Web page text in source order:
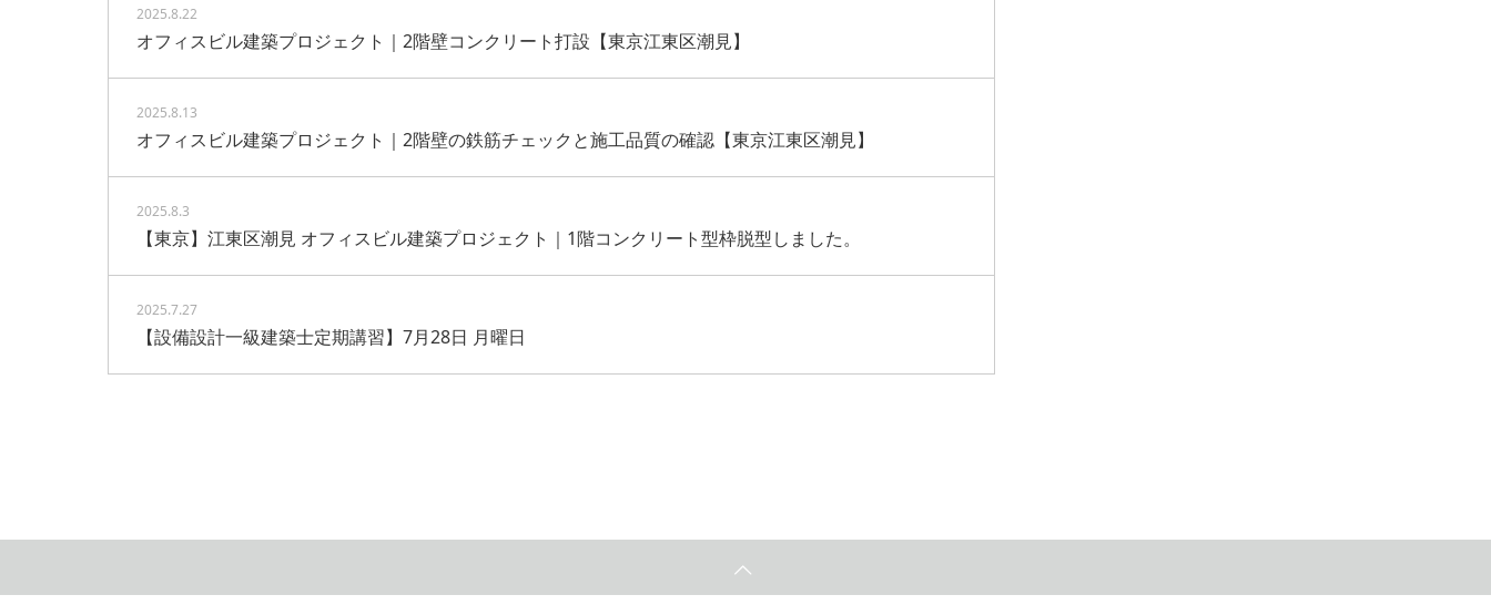
2025.8.22
オフィスビル建築プロジェクト｜2階壁コンクリート打設【東京江東区潮見】
2025.8.13
オフィスビル建築プロジェクト｜2階壁の鉄筋チェックと施工品質の確認【東京江東区潮見】
2025.8.3
【東京】江東区潮見 オフィスビル建築プロジェクト｜1階コンクリート型枠脱型しました。
2025.7.27
【設備設計一級建築士定期講習】7月28日 月曜日